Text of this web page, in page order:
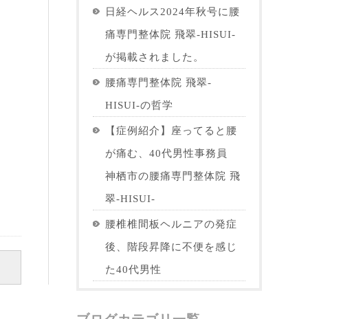
日経ヘルス2024年秋号に腰
痛専門整体院 飛翠-HISUI-
が掲載されました。
腰痛専門整体院 飛翠-
HISUI-の哲学
【症例紹介】座ってると腰
が痛む、40代男性事務員
神栖市の腰痛専門整体院 飛
翠-HISUI-
腰椎椎間板ヘルニアの発症
後、階段昇降に不便を感じ
た40代男性